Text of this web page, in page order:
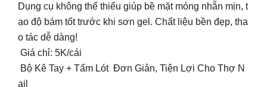
Dụng cụ không thể thiếu giúp bề mặt móng nhẵn mịn, t
ạo độ bám tốt trước khi sơn gel. Chất liệu bền đẹp, tha
o tác dễ dàng!
Giá chỉ: 5K/cái
Bộ Kê Tay + Tấm Lót Đơn Giản, Tiện Lợi Cho Thợ N
ail